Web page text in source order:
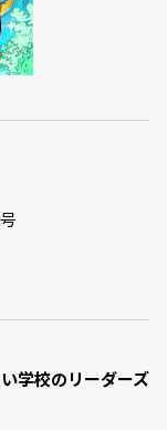
学校のリーダーズ